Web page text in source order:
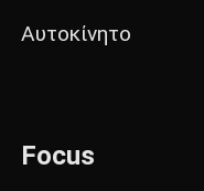
Αυτοκίνητο
Focus